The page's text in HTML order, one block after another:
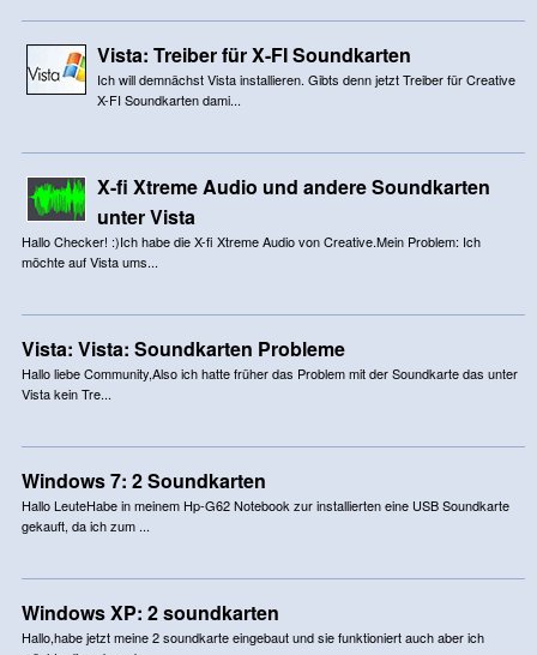
Vista: Treiber für X-FI Soundkarten
Ich will demnächst Vista installieren. Gibts denn jetzt Treiber für Creative
X-FI Soundkarten dami...
X-fi Xtreme Audio und andere Soundkarten
unter Vista
Hallo Checker! :)Ich habe die X-fi Xtreme Audio von Creative.Mein Problem: Ich
möchte auf Vista ums...
Vista: Vista: Soundkarten Probleme
Hallo liebe Community,Also ich hatte früher das Problem mit der Soundkarte das unter
Vista kein Tre...
Windows 7: 2 Soundkarten
Hallo LeuteHabe in meinem Hp-G62 Notebook zur installierten eine USB Soundkarte
gekauft, da ich zum ...
Windows XP: 2 soundkarten
Hallo,habe jetzt meine 2 soundkarte eingebaut und sie funktioniert auch aber ich